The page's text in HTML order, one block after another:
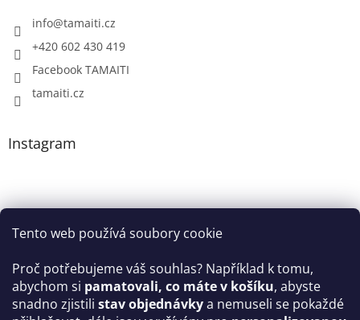
Tento web používá soubory cookie
Proč potřebujeme váš souhlas? Například k tomu,
abychom si pamatovali, co máte v košíku, abyste
snadno zjistili stav objednávkya nemuseli se pokaždé
info@tamaiti.cz
+420 602 430 419
Facebook TAMAITI
tamaiti.cz
Instagram
Sledovat na Instagramu